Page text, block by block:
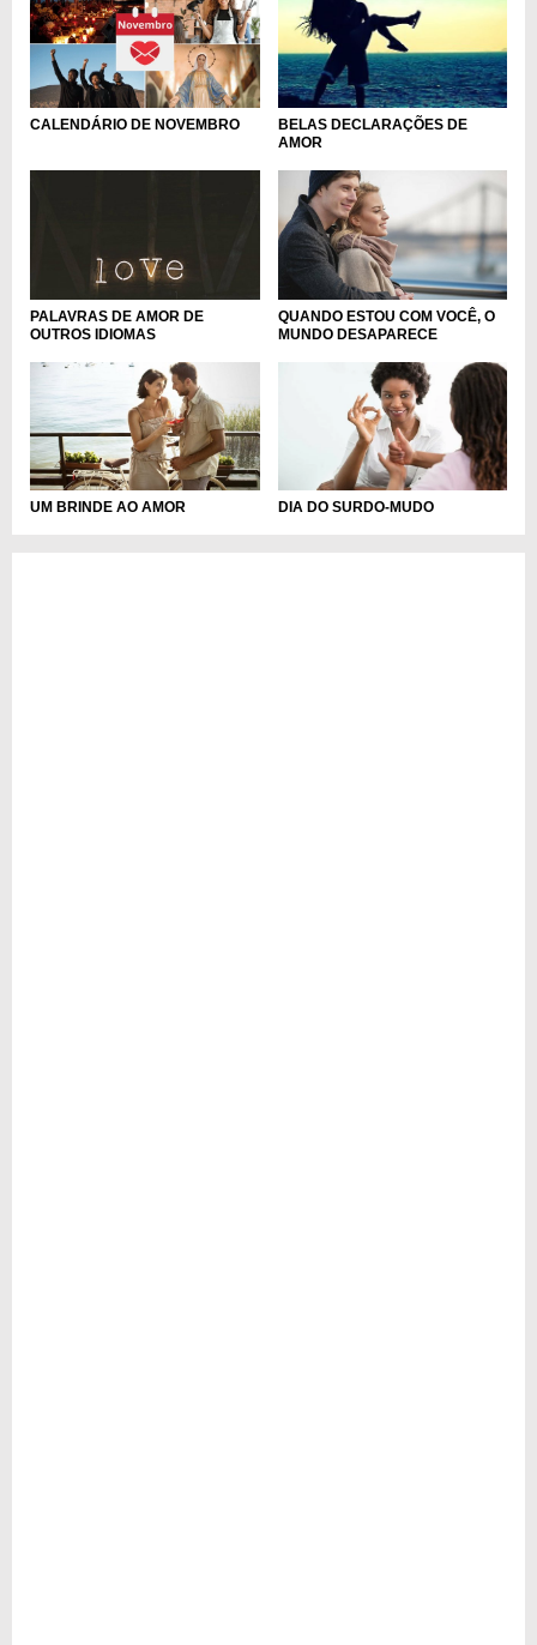
CALENDÁRIO DE NOVEMBRO
BELAS DECLARAÇÕES DE
AMOR
PALAVRAS DE AMOR DE
OUTROS IDIOMAS
QUANDO ESTOU COM VOCÊ, O
MUNDO DESAPARECE
UM BRINDE AO AMOR DIA DO SURDO-MUDO